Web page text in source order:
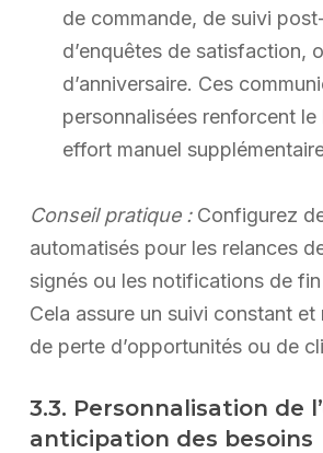
de commande, de suivi
d’enquêtes de satisfaction,
d’anniversaire. Ces
personnalisées renforcent le
effort manuel
Conseil pratique :Configurez
automatisés pour les relances
signés ou les notifications de
Cela assure un suivi constant et
de perte d’opportunités ou de
3.3. Personnalisation de
anticipation des besoins